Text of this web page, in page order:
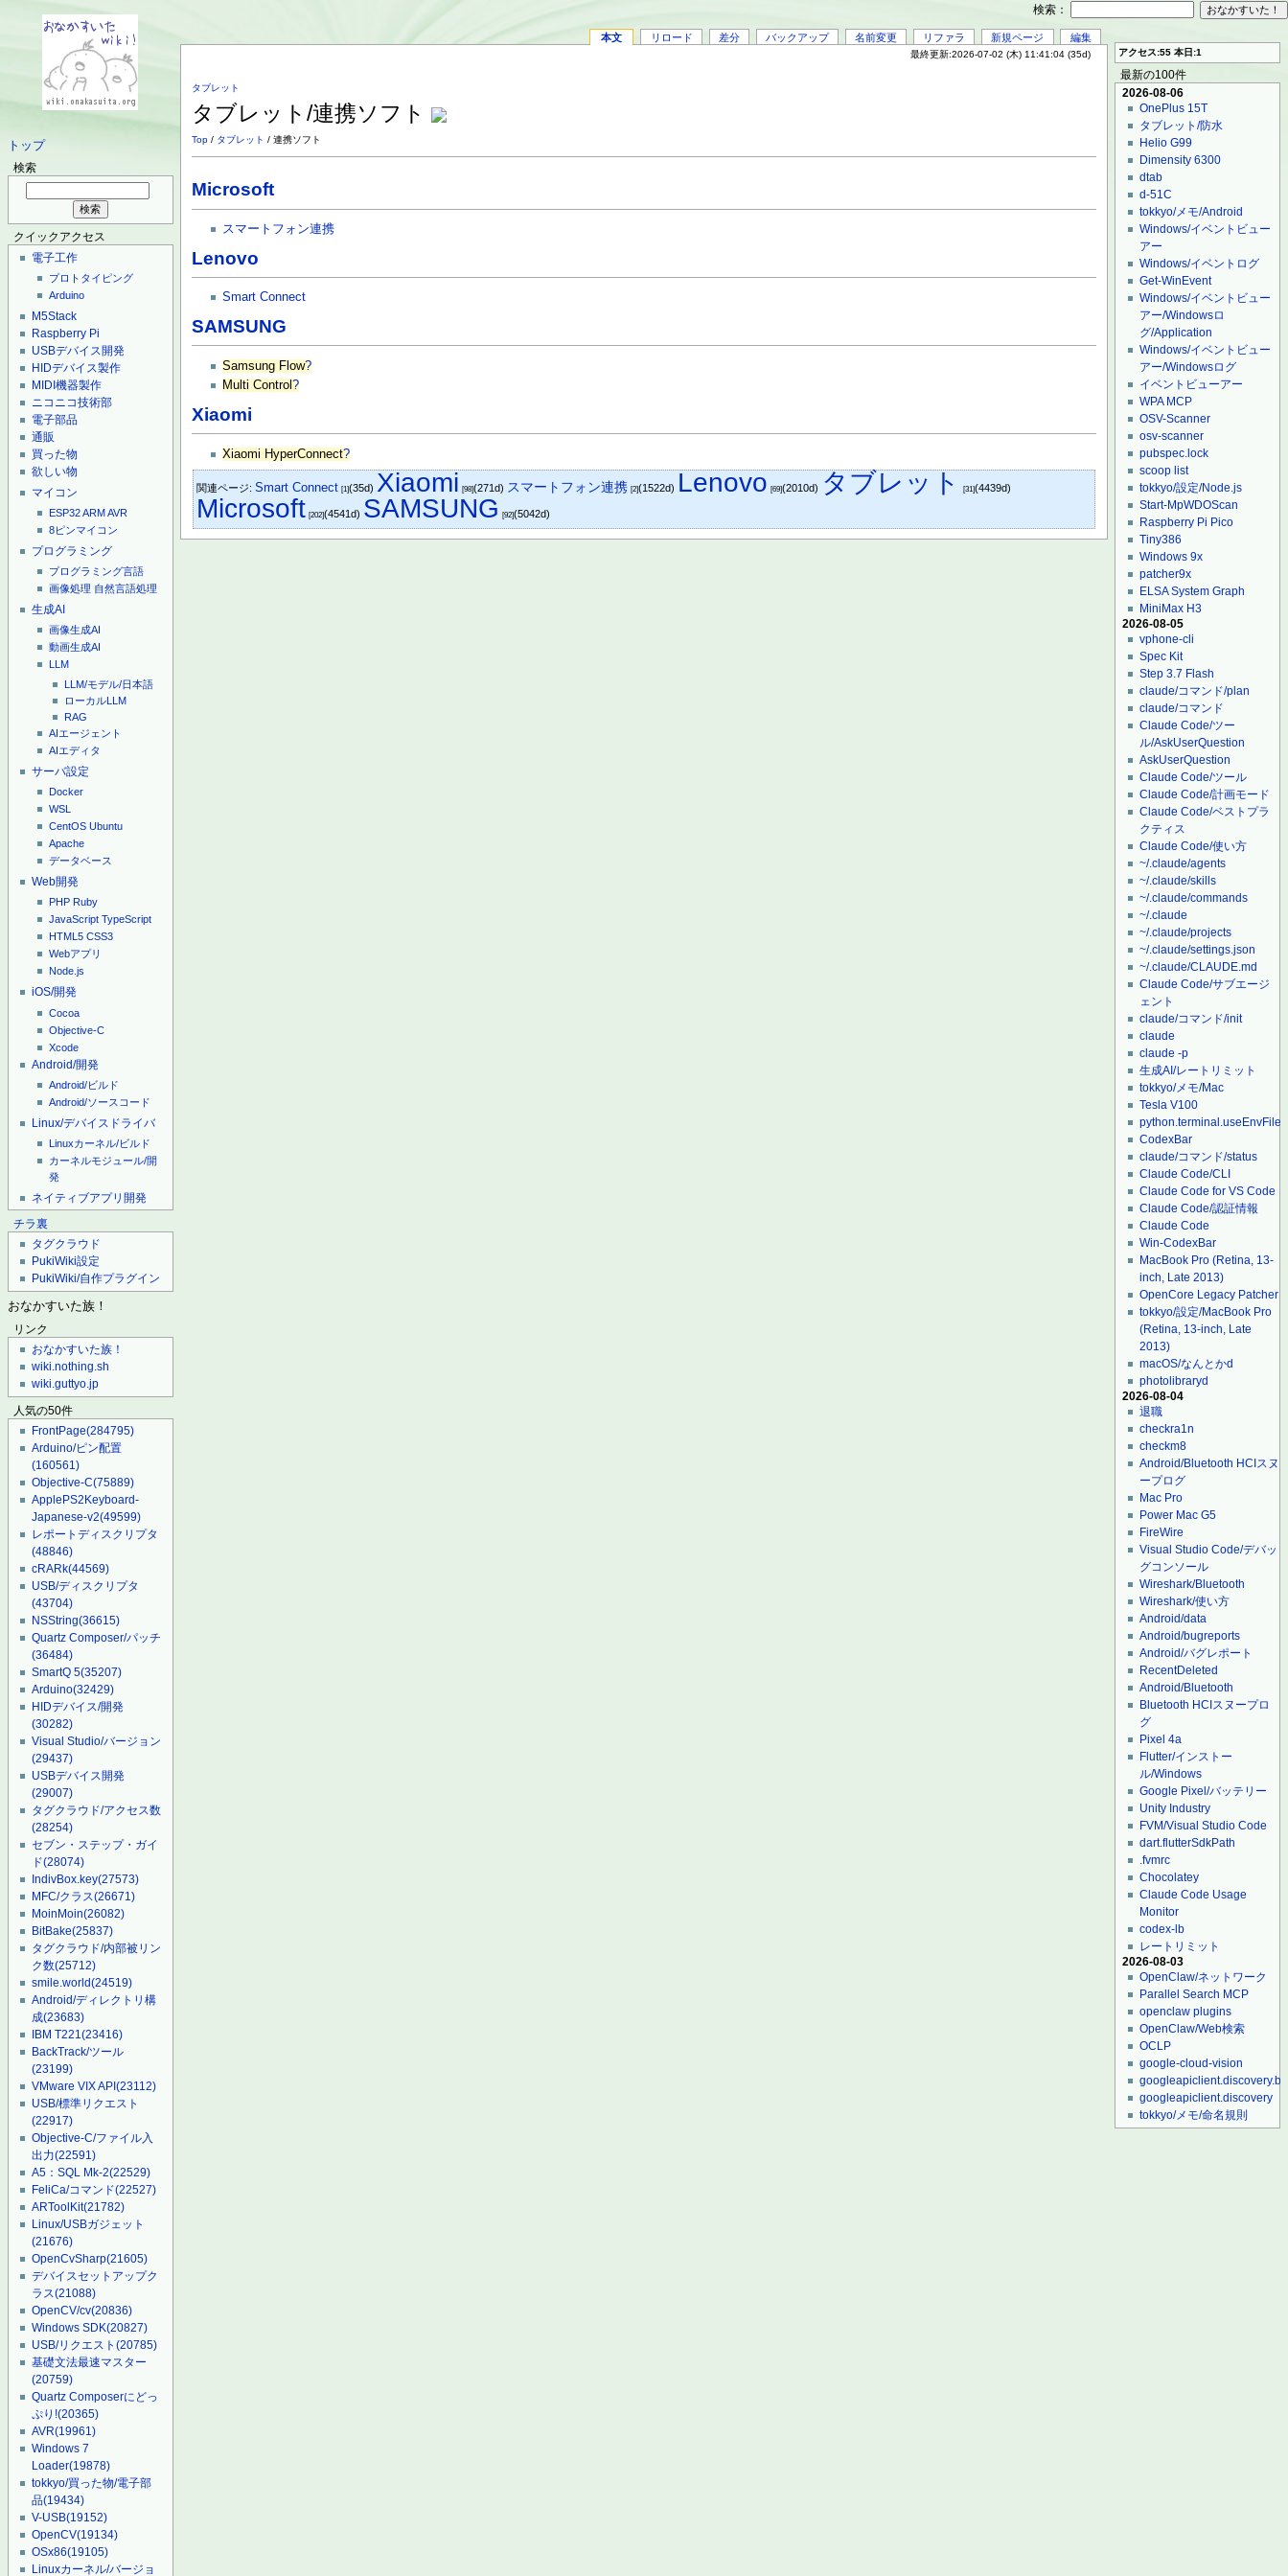
トップ
検索
クイックアクセス
電子工作
プロトタイピング
Arduino
M5Stack
Raspberry Pi
USBデバイス開発
HIDデバイス製作
MIDI機器製作
ニコニコ技術部
電子部品
通販
買った物
欲しい物
マイコン
ESP32ARMAVR
8ピンマイコン
プログラミング
プログラミング言語
画像処理 自然言語処理
生成AI
画像生成AI
動画生成AI
LLM
LLM/モデル/日本語
ローカルLLM
RAG
AIエージェント
AIエディタ
サーバ設定
Docker
WSL
CentOS Ubuntu
Apache
データベース
Web開発
PHP Ruby
JavaScript TypeScript
HTML5 CSS3
Webアプリ
Node.js
iOS/開発
Cocoa
Objective-C
Xcode
Android/開発
Android/ビルド
Android/ソースコード
Linux/デバイスドライバ
Linuxカーネル/ビルド
カーネルモジュール/開
発
ネイティブアプリ開発
チラ裏
タグクラウド
PukiWiki設定
PukiWiki/自作プラグイン
おなかすいた族！
リンク
おなかすいた族！
wiki.nothing.sh
wiki.guttyo.jp
人気の50件
FrontPage(284795)
Arduino/ピン配置
(160561)
Objective-C(75889)
ApplePS2Keyboard-
Japanese-v2(49599)
レポートディスクリプタ
(48846)
cRARk(44569)
USB/ディスクリプタ
(43704)
NSString(36615)
Quartz Composer/パッチ
(36484)
SmartQ 5(35207)
Arduino(32429)
HIDデバイス/開発
(30282)
Visual Studio/バージョン
(29437)
USBデバイス開発
(29007)
タグクラウド/アクセス数
(28254)
セブン・ステップ・ガイ
ド(28074)
IndivBox.key(27573)
MFC/クラス(26671)
MoinMoin(26082)
BitBake(25837)
タグクラウド/内部被リン
ク数(25712)
smile.world(24519)
Android/ディレクトリ構
成(23683)
IBM T221(23416)
BackTrack/ツール
(23199)
VMware VIX API(23112)
USB/標準リクエスト
(22917)
Objective-C/ファイル入
出力(22591)
A5：SQL Mk-2(22529)
FeliCa/コマンド(22527)
ARToolKit(21782)
Linux/USBガジェット
(21676)
OpenCvSharp(21605)
デバイスセットアップク
ラス(21088)
OpenCV/cv(20836)
Windows SDK(20827)
USB/リクエスト(20785)
基礎文法最速マスター
(20759)
Quartz Composerにどっ
ぷり!(20365)
AVR(19961)
Windows 7
Loader(19878)
tokkyo/買った物/電子部
品(19434)
V-USB(19152)
OpenCV(19134)
OSx86(19105)
Linuxカーネル/バージョ
本文 リロード 差分 バックアップ 名前変更 リファラ 新規ページ 編集
最終更新:2026-07-02 (木) 11:41:04 (35d)
タブレット
タブレット/連携ソフト
Top / タブレット / 連携ソフト
Microsoft
スマートフォン連携
Lenovo
Smart Connect
SAMSUNG
Samsung Flow?
Multi Control?
Xiaomi
Xiaomi HyperConnect?
関連ページ:Smart Connect [1](35d) Xiaomi [98](271d) スマートフォン連携 [2](1522d) Lenovo [69](2010d) タブレット [31](4439d)
Microsoft [202](4541d) SAMSUNG [92](5042d)
アクセス:55 本日:1
最新の100件
2026-08-06
OnePlus 15T
タブレット/防水
Helio G99
Dimensity 6300
dtab
d-51C
tokkyo/メモ/Android
Windows/イベントビュー
アー
Windows/イベントログ
Get-WinEvent
Windows/イベントビュー
アー/Windowsロ
グ/Application
Windows/イベントビュー
アー/Windowsログ
イベントビューアー
WPA MCP
OSV-Scanner
osv-scanner
pubspec.lock
scoop list
tokkyo/設定/Node.js
Start-MpWDOScan
Raspberry Pi Pico
Tiny386
Windows 9x
patcher9x
ELSA System Graph
MiniMax H3
2026-08-05
vphone-cli
Spec Kit
Step 3.7 Flash
claude/コマンド/plan
claude/コマンド
Claude Code/ツー
ル/AskUserQuestion
AskUserQuestion
Claude Code/ツール
Claude Code/計画モード
Claude Code/ベストプラ
クティス
Claude Code/使い方
~/.claude/agents
~/.claude/skills
~/.claude/commands
~/.claude
~/.claude/projects
~/.claude/settings.json
~/.claude/CLAUDE.md
Claude Code/サブエージ
ェント
claude/コマンド/init
claude
claude -p
生成AI/レートリミット
tokkyo/メモ/Mac
Tesla V100
python.terminal.useEnvFile
CodexBar
claude/コマンド/status
Claude Code/CLI
Claude Code for VS Code
Claude Code/認証情報
Claude Code
Win-CodexBar
MacBook Pro (Retina, 13-
inch, Late 2013)
OpenCore Legacy Patcher
tokkyo/設定/MacBook Pro
(Retina, 13-inch, Late
2013)
macOS/なんとかd
photolibraryd
2026-08-04
退職
checkra1n
checkm8
Android/Bluetooth HCIスヌ
ープログ
Mac Pro
Power Mac G5
FireWire
Visual Studio Code/デバッ
グコンソール
Wireshark/Bluetooth
Wireshark/使い方
Android/data
Android/bugreports
Android/バグレポート
RecentDeleted
Android/Bluetooth
Bluetooth HCIスヌープロ
グ
Pixel 4a
Flutter/インストー
ル/Windows
Google Pixel/バッテリー
Unity Industry
FVM/Visual Studio Code
dart.flutterSdkPath
.fvmrc
Chocolatey
Claude Code Usage
Monitor
codex-lb
レートリミット
2026-08-03
OpenClaw/ネットワーク
Parallel Search MCP
openclaw plugins
OpenClaw/Web検索
OCLP
google-cloud-vision
googleapiclient.discovery
tokkyo/メモ/命名規則
検索：